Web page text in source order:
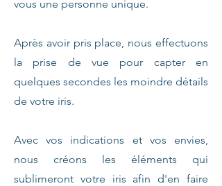
vous une personne unique.
Après avoir pris place, nous effectuons
la prise de vue pour capter en
quelques secondes les moindre détails
de votre iris.
Avec vos indications et vos envies,
nous créons les éléments qui
sublimeront votre iris afin d'en faire